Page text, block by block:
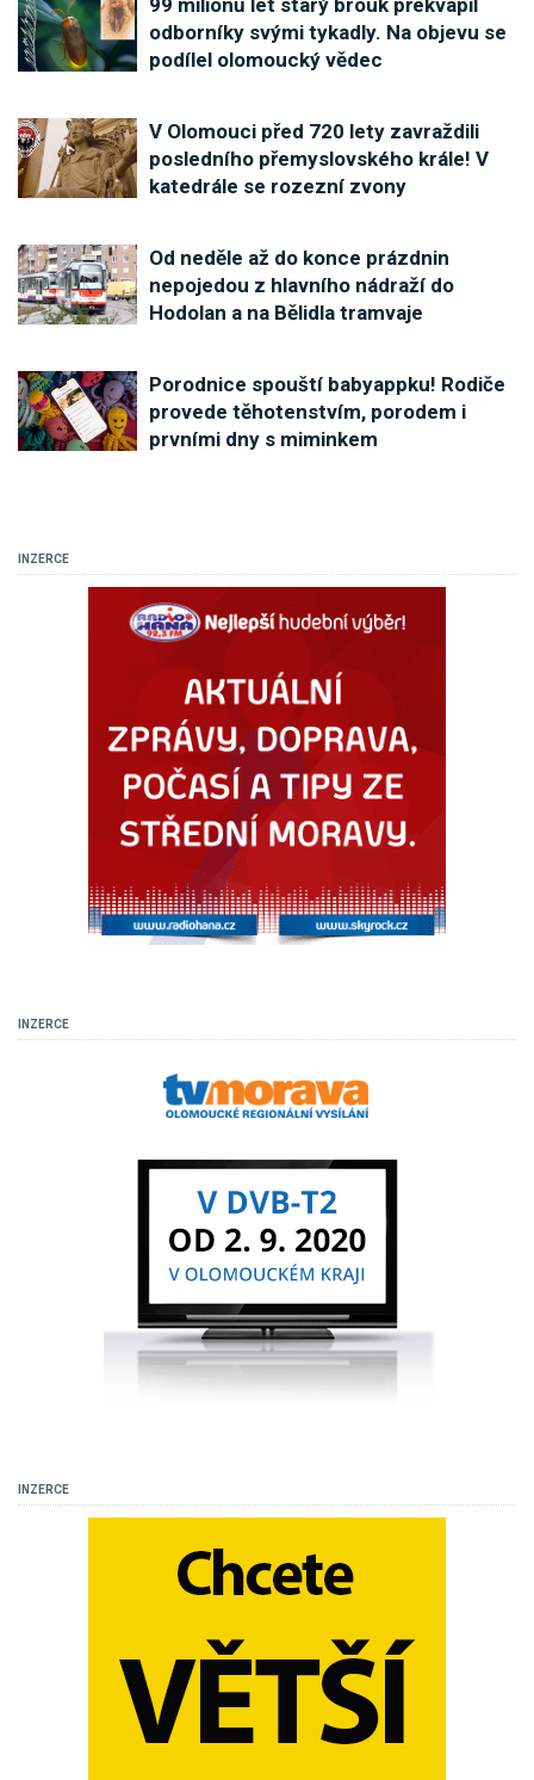
99 milionů let starý brouk překvapil
odborníky svými tykadly. Na objevu se
podílel olomoucký vědec
V Olomouci před 720 lety zavraždili
posledního přemyslovského krále! V
katedrále se rozezní zvony
Od neděle až do konce prázdnin
nepojedou z hlavního nádraží do
Hodolan a na Bělidla tramvaje
Porodnice spouští babyappku! Rodiče
provede těhotenstvím, porodem i
prvními dny s miminkem
INZERCE
INZERCE
INZERCE